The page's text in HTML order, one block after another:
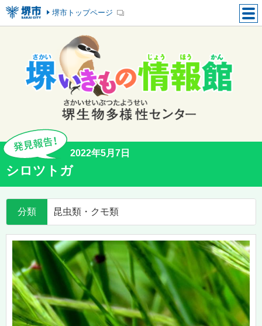
堺市トップページ
2022年5月7日
シロツトガ
分類 昆虫類・クモ類